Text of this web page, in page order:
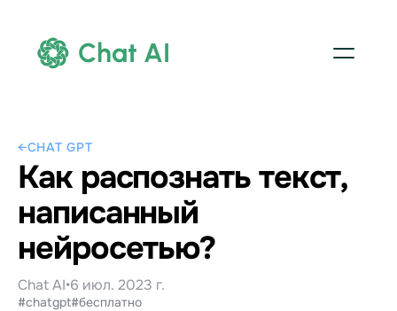
Chat AI
←CHAT GPT
Как распознать текст,
написанный
нейросетью?
Chat AI•6 июл. 2023 г.
#chatgpt#бесплатно